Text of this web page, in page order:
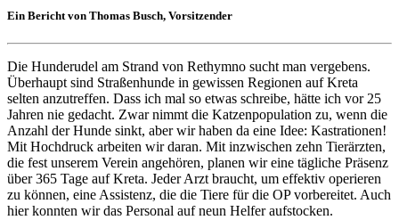
Ein Bericht von Thomas Busch, Vorsitzender
Die Hunderudel am Strand von Rethymno sucht man vergebens.
Überhaupt sind Straßenhunde in gewissen Regionen auf Kreta
selten anzutreffen. Dass ich mal so etwas schreibe, hätte ich vor 25
Jahren nie gedacht. Zwar nimmt die Katzenpopulation zu, wenn die
Anzahl der Hunde sinkt, aber wir haben da eine Idee: Kastrationen!
Mit Hochdruck arbeiten wir daran. Mit inzwischen zehn Tierärzten,
die fest unserem Verein angehören, planen wir eine tägliche Präsenz
über 365 Tage auf Kreta. Jeder Arzt braucht, um effektiv operieren
zu können, eine Assistenz, die die Tiere für die OP vorbereitet. Auch
hier konnten wir das Personal auf neun Helfer aufstocken.